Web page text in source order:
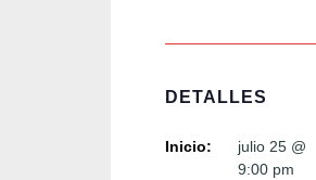
DETALLES
Inicio:
julio 25 @
9:00 pm